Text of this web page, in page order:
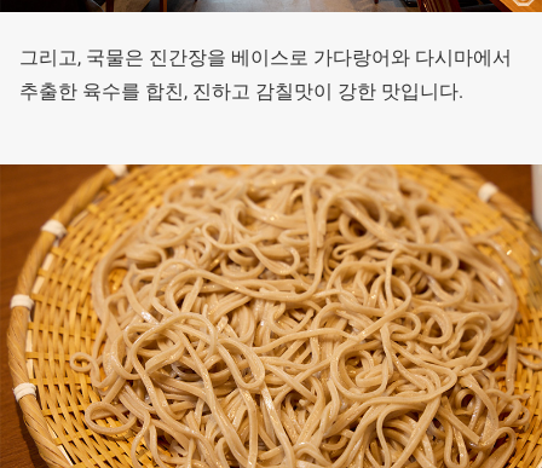
그리고, 국물은 진간장을 베이스로 가다랑어와 다시마에서
추출한 육수를 합친, 진하고 감칠맛이 강한 맛입니다.